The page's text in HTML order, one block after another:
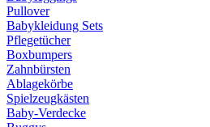
Pullover
Babykleidung Sets
Pflegetücher
Boxbumpers
Zahnbürsten
Ablagekörbe
Spielzeugkästen
Baby-Verdecke